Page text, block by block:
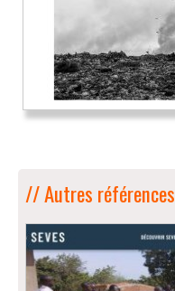
// Autres références